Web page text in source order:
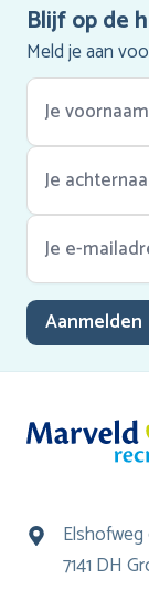
Blijf op de
Meld je aan
Aanmelden
Elshofweg
7141 DH